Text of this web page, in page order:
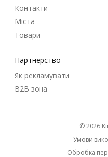
Контакти
Міста
Товари
Партнерство
Як рекламувати
B2B зона
© 2026
Умови
Обробка